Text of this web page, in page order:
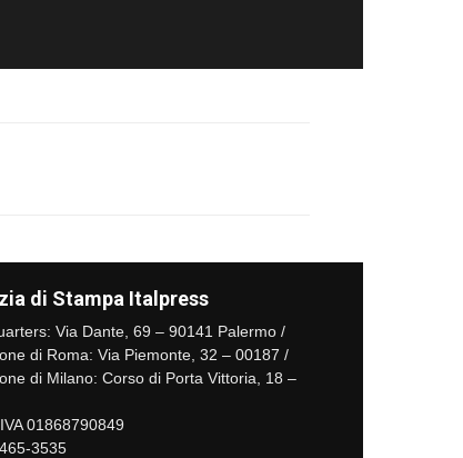
di Stampa Italpress
Via Dante, 69 – 90141 Palermo /
di Roma: Via Piemonte, 32 – 00187 /
di Milano: Corso di Porta Vittoria, 18 –
01868790849
3535